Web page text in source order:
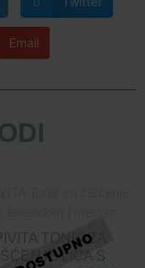
Email
TONIK ZA
LICA S